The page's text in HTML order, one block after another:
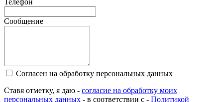
Телефон
Сообщение
Согласен на обработку персональных данных
Ставя отметку, я даю - согласие на обработку моих
персональных данных - в соответствии с - Политикой